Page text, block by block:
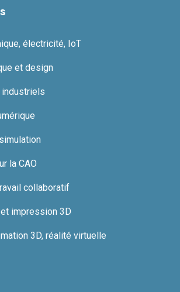
électricité, IoT
et design
la CAO
collaboratif
impression 3D
3D, réalité virtuelle